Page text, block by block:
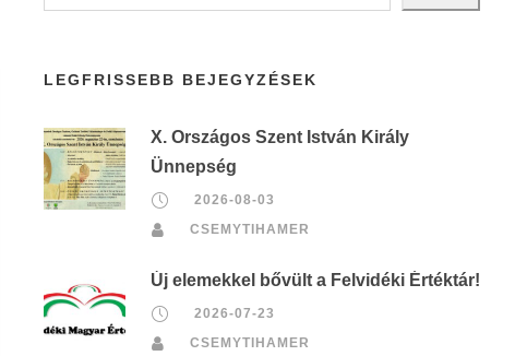
LEGFRISSEBB BEJEGYZÉSEK
X. Országos Szent István Király
Ünnepség
2026-08-03
CSEMYTIHAMER
Új elemekkel bővült a Felvidéki Értéktár!
2026-07-23
CSEMYTIHAMER